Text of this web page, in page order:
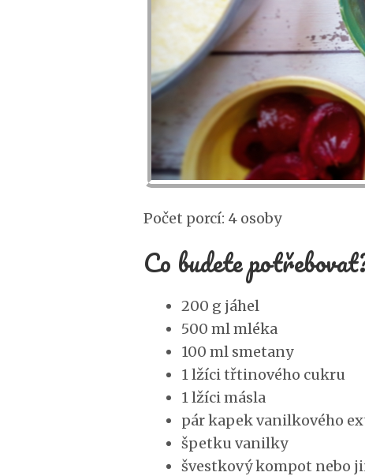
Počet porcí: 4 osoby
Co budete
200 g jáhel
500 ml mléka
100 ml smetany
1 lžíci třtinového cukru
1 lžíci másla
pár kapek vanilkového
špetku vanilky
švestkový kompot nebo